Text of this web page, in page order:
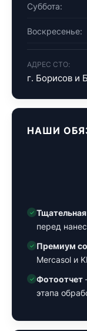
Суббота:
Воскресенье:
АДРЕС СТО:
г. Борисов и
НАШИ
✓
перед
✓ Премиум
Mercasol и
✓ Фотоотчет
этапа